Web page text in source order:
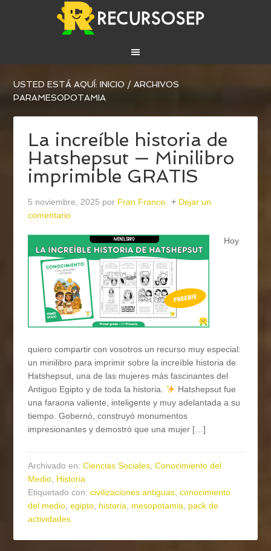
USTED ESTÁ AQUÍ:INICIO / ARCHIVOS
PARAMESOPOTAMIA
La increíble historia de
Hatshepsut — Minilibro
imprimible GRATIS
5 noviembre, 2025 por Fran Franco
Dejar un
comentario
Hoy
quiero compartir con vosotros un recurso muy especial:
un minilibro para imprimir sobre la increíble historia de
Hatshepsut, una de las mujeres más fascinantes del
Antiguo Egipto y de toda la historia.
Hatshepsut fue
una faraona valiente, inteligente y muy adelantada a su
tiempo. Gobernó, construyó monumentos
impresionantes y demostró que una mujer […]
Archivado en:Ciencias Sociales,Conocimiento del
Medio, Historia
Etiquetado con:civilizaciones antiguas,conocimiento
del medio,egipto, historia, mesopotamia, pack de
actividades